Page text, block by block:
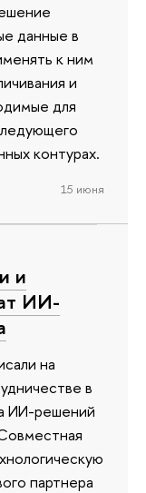
данные в
к ним
и
для
контурах.
15 июня
и
ИИ-
на
в
ИИ-решений
партнера